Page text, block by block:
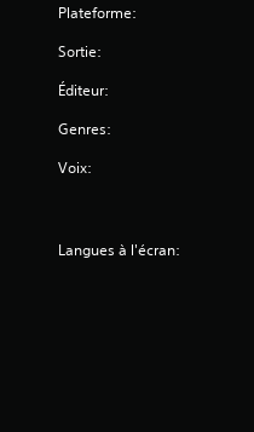
Plateforme:
Sortie:
Éditeur:
Genres:
Voix:
Langues à l'écran: